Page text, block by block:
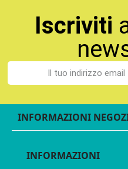
Iscriviti
INFORMAZIONI
INFORMAZIONI